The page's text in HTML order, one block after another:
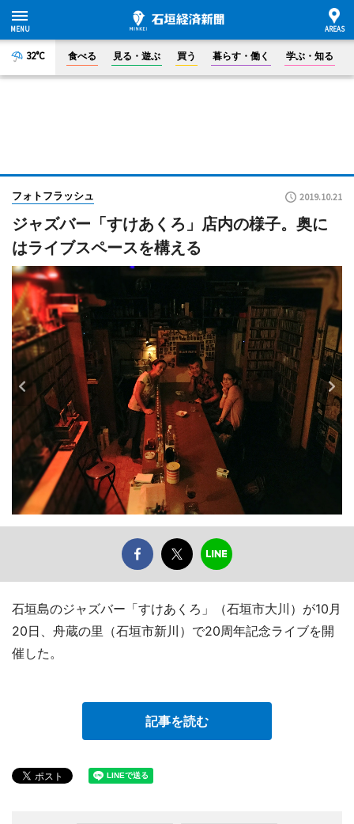
32°C 食べる 見る・遊ぶ 買う 暮らす・働く 学ぶ・知る
フォトフラッシュ 2019.10.21
ジャズバー「すけあくろ」店内の様子。奥に
はライブスペースを構える
石垣島のジャズバー「すけあくろ」（石垣市大川）が10月
20日、舟蔵の里（石垣市新川）で20周年記念ライブを開
催した。
記事を読む